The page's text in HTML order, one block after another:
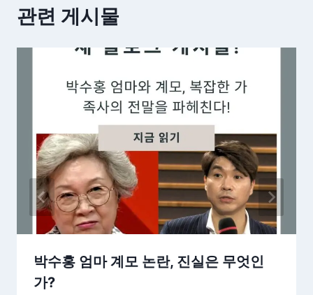
관련 게시물
박수홍 엄마 계모 논란, 진실은 무엇인
가?